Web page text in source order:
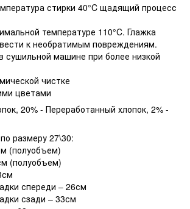
стирки 40°C щадящий процесс
температуре 110°C. Глажка
к необратимым повреждениям.
сушильной машине при более низкой
чистке
цветами
20% - Переработанный хлопок, 2% -
размеру 27\30:
(полуобъем)
(полуобъем)
спереди – 26см
сзади – 33см